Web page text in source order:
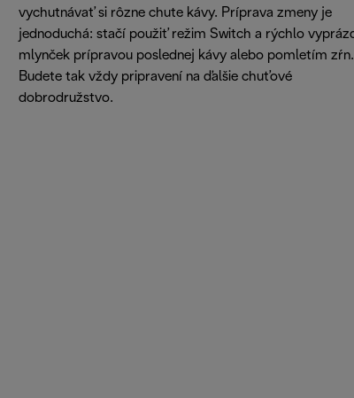
vychutnávať si rôzne chute kávy. Príprava zmeny je
jednoduchá: stačí použiť režim Switch a rýchlo
mlynček prípravou poslednej kávy alebo pomletím zŕn.
Budete tak vždy pripravení na ďalšie chuťové
dobrodružstvo.